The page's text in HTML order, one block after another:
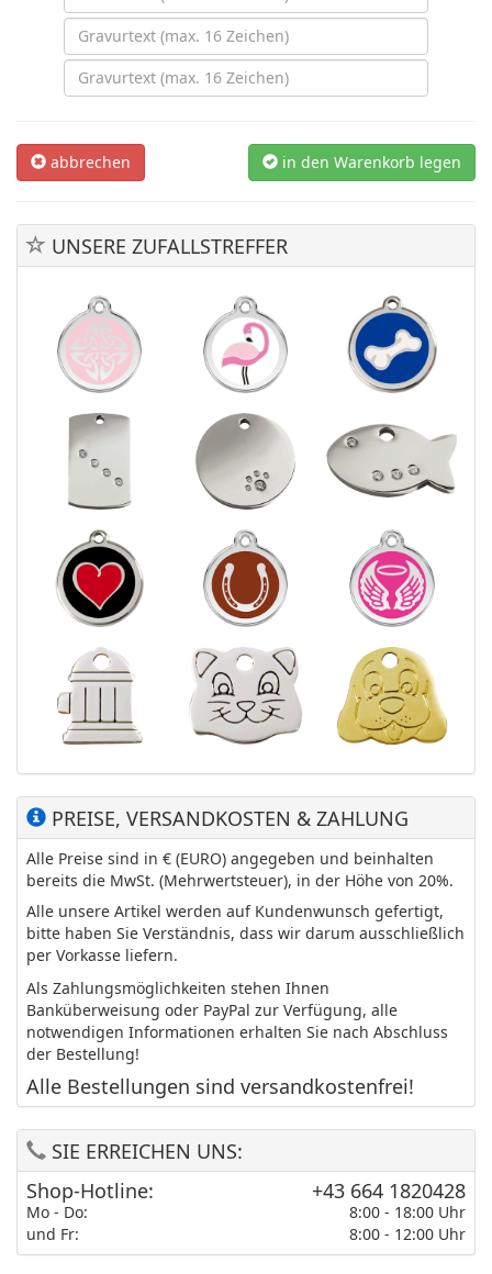
abbrechen in den Warenkorb legen
UNSERE ZUFALLSTREFFER
PREISE, VERSANDKOSTEN & ZAHLUNG
Alle Preise sind in € (EURO) angegeben und beinhalten
bereits die MwSt. (Mehrwertsteuer), in der Höhe von 20%.
Alle unsere Artikel werden auf Kundenwunsch gefertigt,
bitte haben Sie Verständnis, dass wir darum ausschließlich
per Vorkasse liefern.
Als Zahlungsmöglichkeiten stehen Ihnen
Banküberweisung oder PayPal zur Verfügung, alle
notwendigen Informationen erhalten Sie nach Abschluss
der Bestellung!
Alle Bestellungen sind versandkostenfrei!
SIE ERREICHEN UNS:
Shop-Hotline:
Mo - Do:
und Fr:
+43 664 1820428
8:00 - 18:00 Uhr
8:00 - 12:00 Uhr